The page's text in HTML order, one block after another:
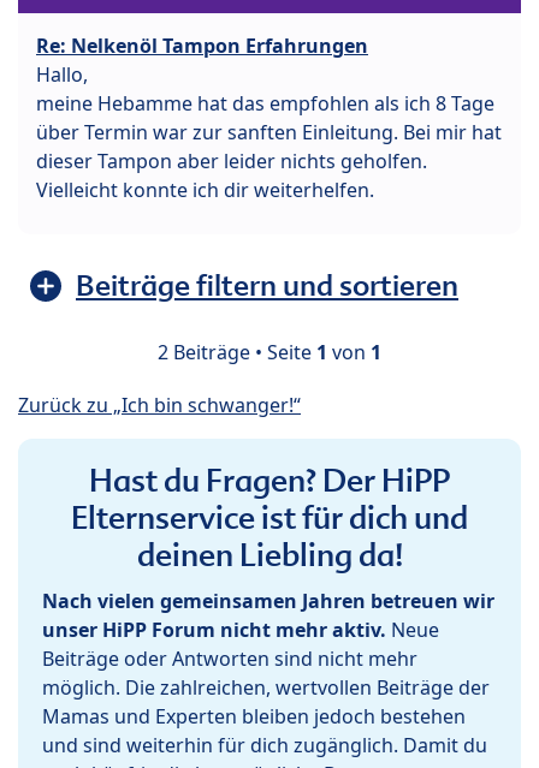
Re: Nelkenöl Tampon Erfahrungen
Hallo,
meine Hebamme hat das empfohlen als ich 8 Tage
über Termin war zur sanften Einleitung. Bei mir hat
dieser Tampon aber leider nichts geholfen.
Vielleicht konnte ich dir weiterhelfen.
Beiträge filtern und sortieren
2 Beiträge • Seite 1 von 1
Zurück zu „Ich bin schwanger!“
Hast du Fragen? Der HiPP
Elternservice ist für dich und
deinen Liebling da!
Nach vielen gemeinsamen Jahren betreuen wir
unser HiPP Forum nicht mehr aktiv. Neue
Beiträge oder Antworten sind nicht mehr
möglich. Die zahlreichen, wertvollen Beiträge der
Mamas und Experten bleiben jedoch bestehen
und sind weiterhin für dich zugänglich. Damit du